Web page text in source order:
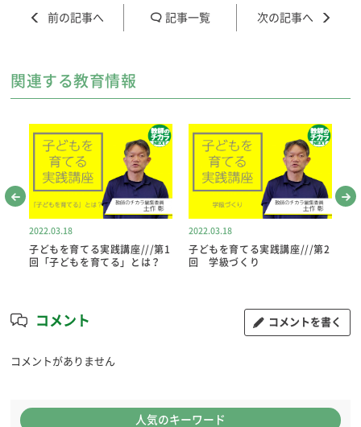
記事一覧
関連する教育情報
2022.03.18
子どもを育てる実践講座///第1
回「子どもを育てる」とは？
2022.03.18
子どもを育てる実践講座///第2
回 学級づくり
コメント コメントを書く
コメントがありません
人気のキーワード